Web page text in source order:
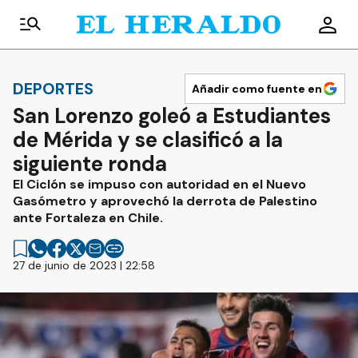
DEPORTES Añadir como fuente en
San Lorenzo goleó a Estudiantes
de Mérida y se clasificó a la
siguiente ronda
El Ciclón se impuso con autoridad en el Nuevo
Gasómetro y aprovechó la derrota de Palestino
ante Fortaleza en Chile.
27 de junio de 2023 | 22:58